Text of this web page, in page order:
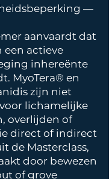
—
aanvaardt dat
een actieve
inhereënte
MyoTera® en
zijn niet
lichamelijke
overlijden of
direct of indirect
de Masterclass,
door bewezen
of grove